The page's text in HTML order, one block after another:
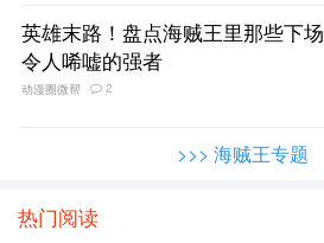
英雄末路！盘点海贼王里那些下场
令人唏嘘的强者
动漫圈微帮 2
>>> 海贼王专题
热门阅读